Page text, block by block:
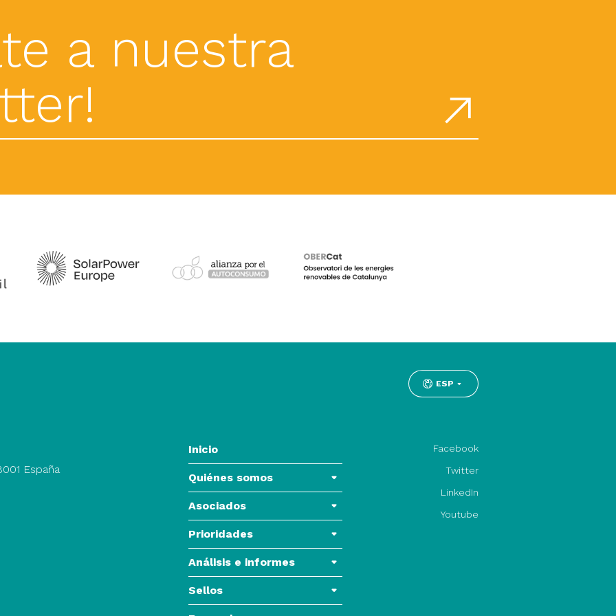
a nuestra
ESP
España
Inicio
Quiénes somos
Asociados
Prioridades
Análisis e informes
Sellos
Facebook
Twitter
LinkedIn
Youtube